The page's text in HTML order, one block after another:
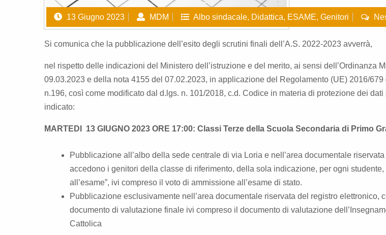
13 Giugno 2023 MDM Albo sindacale, Didattica, ESAME, Genitori
Si comunica che la pubblicazione dell’esito degli scrutini finali dell’A.S. 2022-2023 avverrà,
nel rispetto delle indicazioni del Ministero dell’istruzione e del merito, ai sensi dell’Ordinanza
09.03.2023 e della nota 4155 del 07.02.2023, in applicazione del Regolamento (UE) 2016/
n.196, così come modificato dal d.lgs. n. 101/2018, c.d. Codice in materia di protezione dei
indicato:
MARTEDI 13 GIUGNO 2023 ORE 17:00: Classi Terze della Scuola Secondaria di Primo
Pubblicazione all’albo della sede centrale di via Loria e nell’area documentale
accedono i genitori della classe di riferimento, della sola indicazione, per ogni studente,
all’esame”, ivi compreso il voto di ammissione all’esame di stato.
Pubblicazione esclusivamente nell’area documentale riservata del registro elettronico,
documento di valutazione finale ivi compreso il documento di valutazione
Cattolica